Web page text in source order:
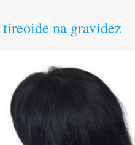
na gravidez